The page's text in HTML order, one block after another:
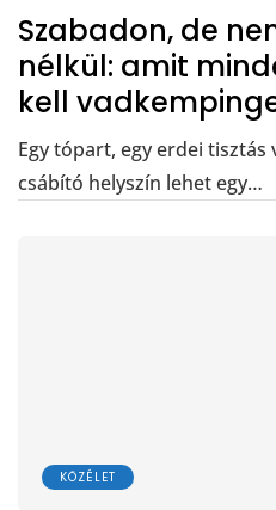
Szabadon, de
nélkül: amit
kell
Egy tópart, egy erdei
csábító helyszín lehet egy…
KÖZÉLET